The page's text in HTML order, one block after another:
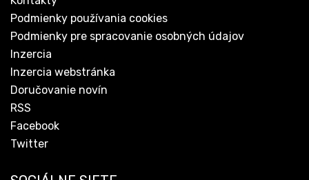
Podmienky používania cookies
Podmienky pre spracovanie osobných údajov
Inzercia
Inzercia webstránka
Doručovanie novín
RSS
Facebook
Twitter